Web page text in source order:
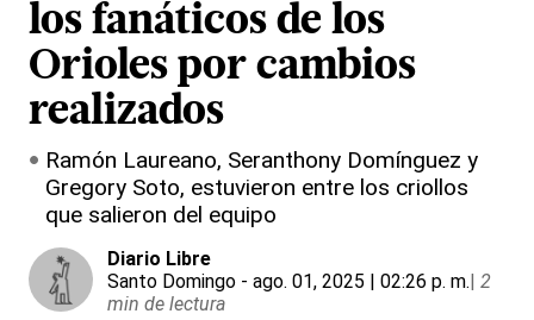
los fanáticos de los
Orioles por cambios
realizados
Ramón Laureano, Seranthony Domínguez y
Gregory Soto, estuvieron entre los criollos
que salieron del equipo
Diario Libre
Santo Domingo - ago. 01, 2025 | 02:26 p. m.| 2
min de lectura